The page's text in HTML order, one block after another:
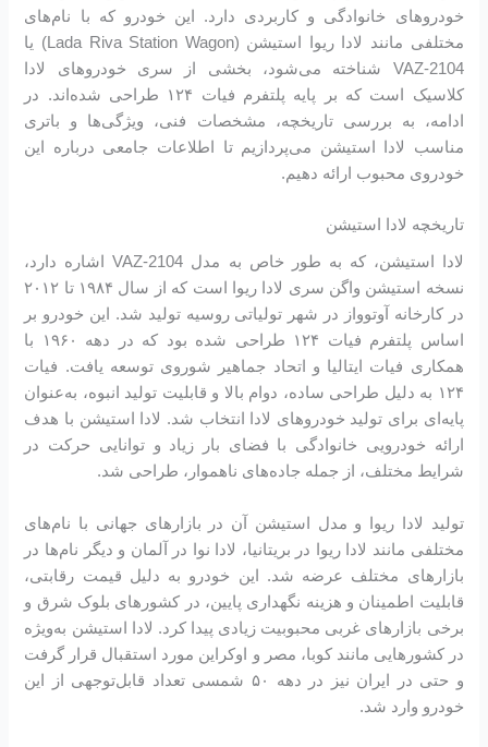
خودروهای خانوادگی و کاربردی دارد. این خودرو که با نام‌های
مختلفی مانند لادا ریوا استیشن (Lada Riva Station Wagon) یا
VAZ-2104 شناخته می‌شود، بخشی از سری خودروهای لادا
کلاسیک است که بر پایه پلتفرم فیات ۱۲۴ طراحی شده‌اند. در
ادامه، به بررسی تاریخچه، مشخصات فنی، ویژگی‌ها و باتری
مناسب لادا استیشن می‌پردازیم تا اطلاعات جامعی درباره این
خودروی محبوب ارائه دهیم.
تاریخچه لادا استیشن
لادا استیشن، که به طور خاص به مدل VAZ-2104 اشاره دارد،
نسخه استیشن واگن سری لادا ریوا است که از سال ۱۹۸۴ تا ۲۰۱۲
در کارخانه آوتوواز در شهر تولیاتی روسیه تولید شد. این خودرو بر
اساس پلتفرم فیات ۱۲۴ طراحی شده بود که در دهه ۱۹۶۰ با
همکاری فیات ایتالیا و اتحاد جماهیر شوروی توسعه یافت. فیات
۱۲۴ به دلیل طراحی ساده، دوام بالا و قابلیت تولید انبوه، به‌عنوان
پایه‌ای برای تولید خودروهای لادا انتخاب شد. لادا استیشن با هدف
ارائه خودرویی خانوادگی با فضای بار زیاد و توانایی حرکت در
شرایط مختلف، از جمله جاده‌های ناهموار، طراحی شد.
تولید لادا ریوا و مدل استیشن آن در بازارهای جهانی با نام‌های
مختلفی مانند لادا ریوا در بریتانیا، لادا نوا در آلمان و دیگر نام‌ها در
بازارهای مختلف عرضه شد. این خودرو به دلیل قیمت رقابتی،
قابلیت اطمینان و هزینه نگهداری پایین، در کشورهای بلوک شرق و
برخی بازارهای غربی محبوبیت زیادی پیدا کرد. لادا استیشن به‌ویژه
در کشورهایی مانند کوبا، مصر و اوکراین مورد استقبال قرار گرفت
و حتی در ایران نیز در دهه ۵۰ شمسی تعداد قابل‌توجهی از این
خودرو وارد شد.